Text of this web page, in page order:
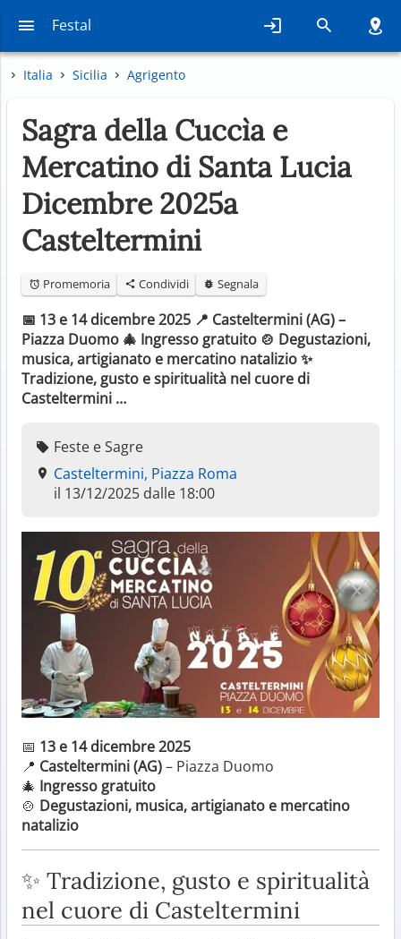
Festal
Italia Sicilia Agrigento
Sagra della Cuccìa e
Mercatino di Santa Lucia
Dicembre 2025a
Casteltermini
Promemoria Condividi Segnala
📅 13 e 14 dicembre 2025 📍 Casteltermini (AG) –
Piazza Duomo 🎄 Ingresso gratuito 🍲 Degustazioni,
musica, artigianato e mercatino natalizio ✨
Tradizione, gusto e spiritualità nel cuore di
Casteltermini …
Feste e Sagre
Casteltermini, Piazza Roma
il 13/12/2025 dalle 18:00
📅 13 e 14 dicembre 2025
📍 Casteltermini (AG)– Piazza Duomo
🎄 Ingresso gratuito
🍲 Degustazioni, musica, artigianato e mercatino
natalizio
✨ Tradizione, gusto e spiritualità
nel cuore di Casteltermini